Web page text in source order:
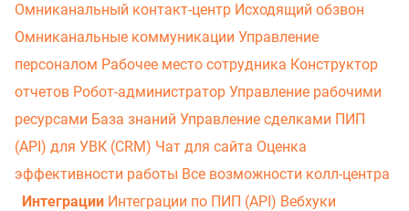
Омниканальный контакт-центр Исходящий обзвон
Омниканальные коммуникации Управление
персоналом Рабочее место сотрудника Конструктор
отчетов Робот-администратор Управление рабочими
ресурсами База знаний Управление сделками ПИП
(API) для УВК (CRM) Чат для сайта Оценка
эффективности работы Все возможности колл-центра
Интеграции Интеграции по ПИП (API) Вебхуки